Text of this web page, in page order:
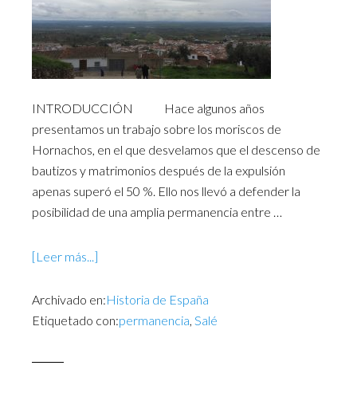
INTRODUCCIÓN Hace algunos años
presentamos un trabajo sobre los moriscos de
Hornachos, en el que desvelamos que el descenso de
bautizos y matrimonios después de la expulsión
apenas superó el 50 %. Ello nos llevó a defender la
posibilidad de una amplia permanencia entre …
[Leer más...]
Archivado en:Historia de España
Etiquetado con:permanencia, Salé